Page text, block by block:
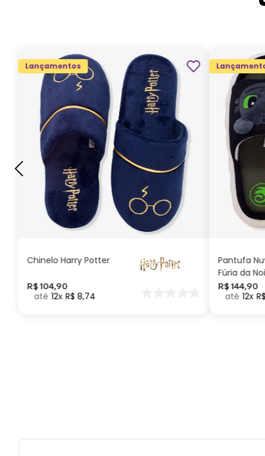
Lançamentos
Chinelo Harry Potter
R$ 104,90
12 R$ 8,74
G GG M P
ADICIONAR AO
CARRINHO
Pantufa
Fúria da
Como
seu Dragão
R$ 144,90
12 R$